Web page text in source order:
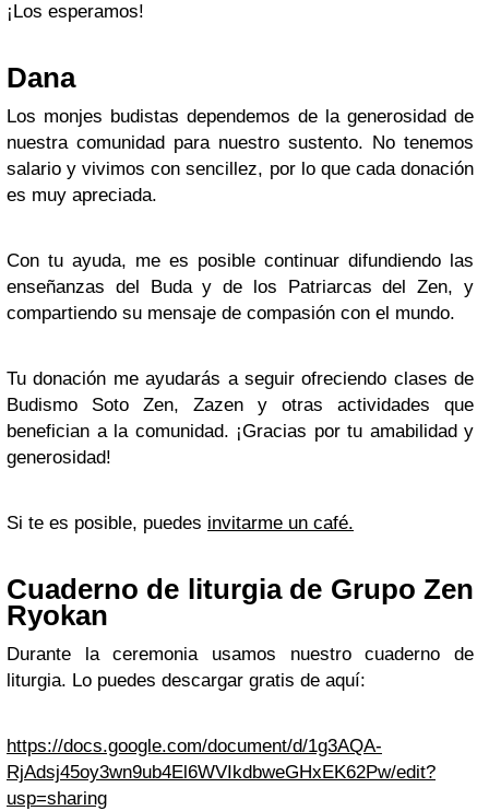
¡Los esperamos!
Dana
Los monjes budistas dependemos de la generosidad de
nuestra comunidad para nuestro sustento. No tenemos
salario y vivimos con sencillez, por lo que cada donación
es muy apreciada.
Con tu ayuda, me es posible continuar difundiendo las
enseñanzas del Buda y de los Patriarcas del Zen, y
compartiendo su mensaje de compasión con el mundo.
Tu donación me ayudarás a seguir ofreciendo clases de
Budismo Soto Zen, Zazen y otras actividades que
benefician a la comunidad. ¡Gracias por tu amabilidad y
generosidad!
Si te es posible, puedes invitarme un café.
Cuaderno de liturgia de Grupo Zen
Ryokan
Durante la ceremonia usamos nuestro cuaderno de
liturgia. Lo puedes descargar gratis de aquí:
https://docs.google.com/document/d/1g3AQA-
RjAdsj45oy3wn9ub4El6WVIkdbweGHxEK62Pw/edit?
usp=sharing